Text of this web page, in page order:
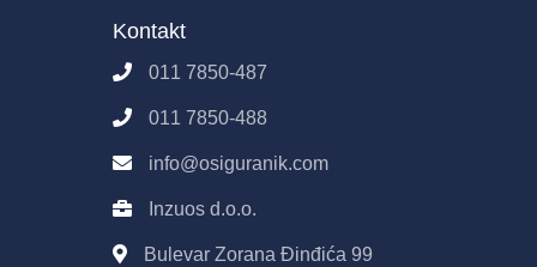
Pravila E-Prodaje
Obrada podataka
Kontakt
011 7850-487
011 7850-488
info@osiguranik.com
Inzuos d.o.o.
Bulevar Zorana Đinđića 99